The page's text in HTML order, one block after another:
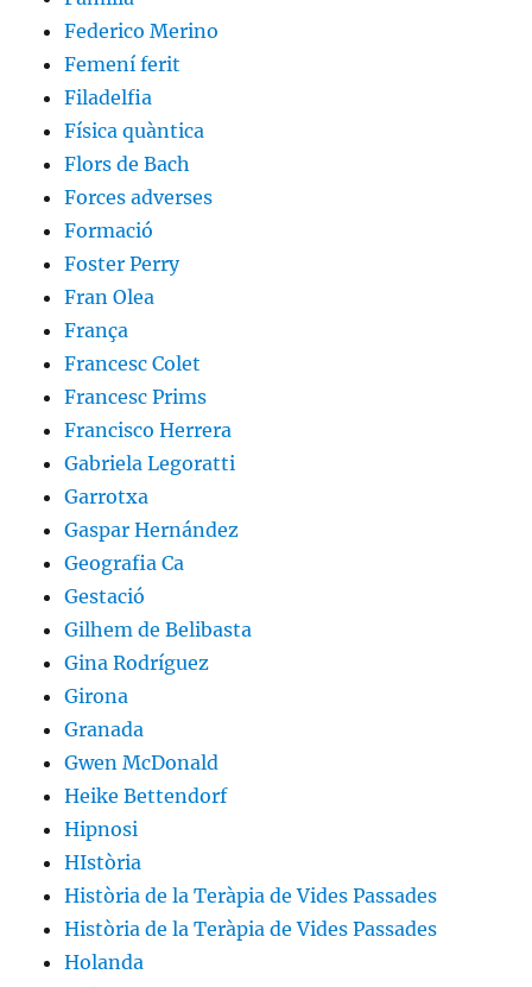
Federico Merino
Femení ferit
Filadelfia
Física quàntica
Flors de Bach
Forces adverses
Formació
Foster Perry
Fran Olea
França
Francesc Colet
Francesc Prims
Francisco Herrera
Gabriela Legoratti
Garrotxa
Gaspar Hernández
Geografia Ca
Gestació
Gilhem de Belibasta
Gina Rodríguez
Girona
Granada
Gwen McDonald
Heike Bettendorf
Hipnosi
HIstòria
Història de la Teràpia de Vides Passades
Història de la Teràpia de Vides Passades
Holanda